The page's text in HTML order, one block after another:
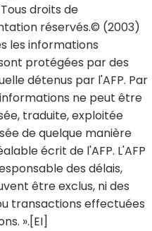
droits de
réservés.© (2003)
les informations
protégées par des
détenus par l'AFP. Par
ne peut être
traduite, exploitée
de quelque manière
écrit de l'AFP. L'AFP
des délais,
être exclus, ni des
transactions effectuées
».[EI]